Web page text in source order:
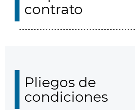
contrato
Pliegos de
condiciones